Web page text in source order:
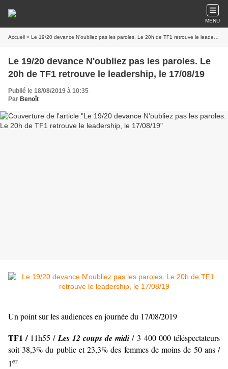
MENU
Accueil » Le 19/20 devance N'oubliez pas les paroles. Le 20h de TF1 retrouve le leadership, le 17/08/19
Le 19/20 devance N'oubliez pas les paroles. Le
20h de TF1 retrouve le leadership, le 17/08/19
Publié le 18/08/2019 à 10:35
Par Benoît
Un point sur les audiences en journée du 17/08/2019
TF1 / 11h55 / Les 12 coups de midi / 3 400 000 téléspectateurs
soit 38,3% du public et 23,3% des femmes de moins de 50 ans /
1er